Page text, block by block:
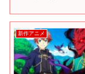
新作アニメ